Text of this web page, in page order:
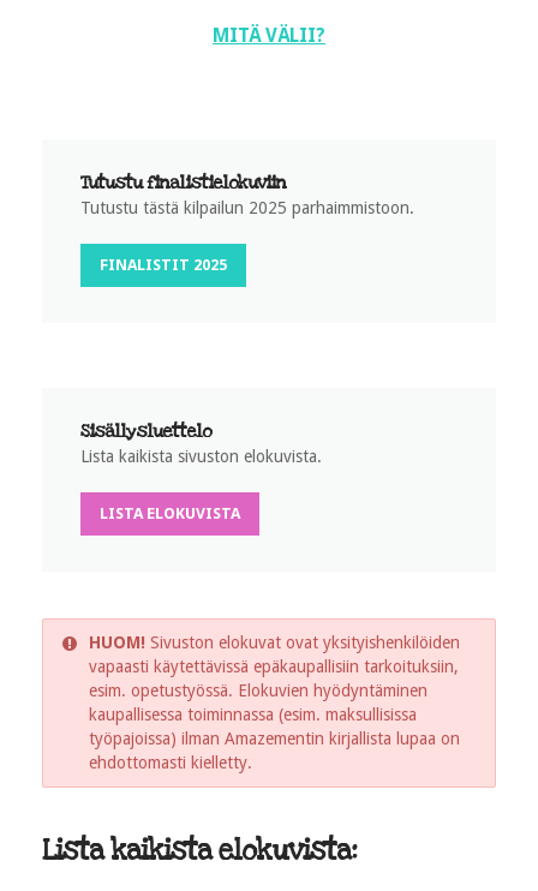
MITÄ VÄLII?
Tutustu finalistielokuviin
Tutustu tästä kilpailun 2025 parhaimmistoon.
FINALISTIT 2025
Sisällysluettelo
Lista kaikista sivuston elokuvista.
LISTA ELOKUVISTA
HUOM! Sivuston elokuvat ovat yksityishenkilöiden
vapaasti käytettävissä epäkaupallisiin tarkoituksiin,
esim. opetustyössä. Elokuvien hyödyntäminen
kaupallisessa toiminnassa (esim. maksullisissa
työpajoissa) ilman Amazementin kirjallista lupaa on
ehdottomasti kielletty.
Lista kaikista elokuvista: